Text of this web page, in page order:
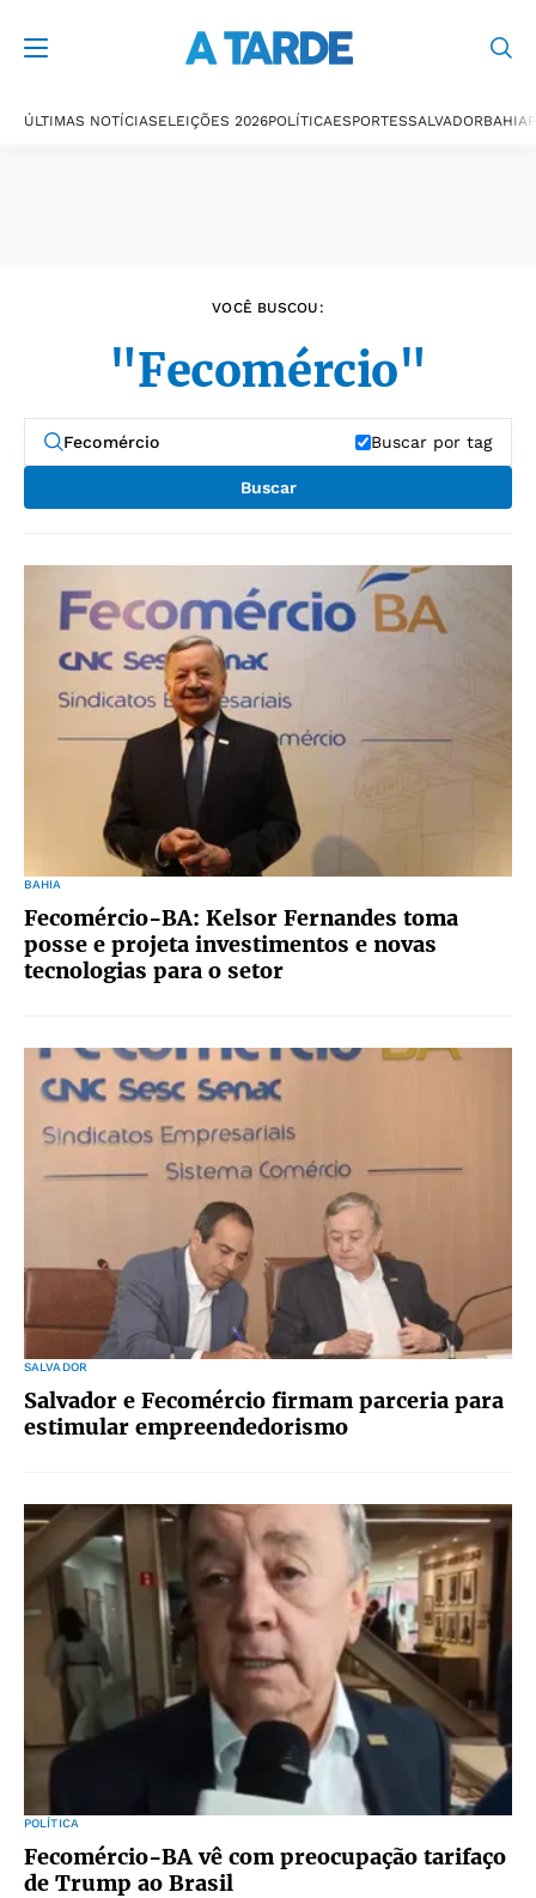
ÚLTIMAS NOTÍCIASELEIÇÕES 2026POLÍTICAESPORTESSALVADORBAHIA
VOCÊ BUSCOU:
"Fecomércio"
Buscar por tag
Buscar
BAHIA
Fecomércio-BA: Kelsor Fernandes toma
posse e projeta investimentos e novas
tecnologias para o setor
SALVADOR
Salvador e Fecomércio firmam parceria para
estimular empreendedorismo
POLÍTICA
Fecomércio-BA vê com preocupação tarifaço
de Trump ao Brasil